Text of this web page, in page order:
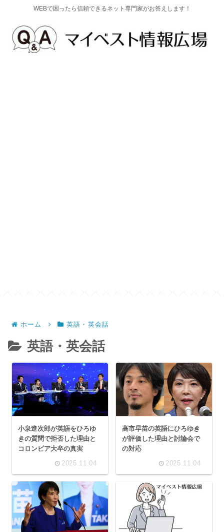
WEBで困ったら信頼できるネット専門家がお答えします！
ホーム 英語・英会話
英語・英会話
小泉進次郎が英語をひろゆ
きの質問で拒否した理由と
コロンビア大卒の真実
2025.11.04
高市早苗の英語にひろゆき
が評価した理由と討論会で
の対応
2025.11.04